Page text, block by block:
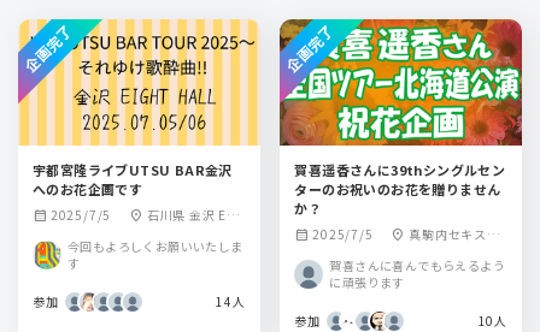
宇都宮隆ライブUTSU BAR金沢
へのお花企画です
calendar_month 2025/7/5 location_on 石川県 金沢 EIG
HT HALL
今回もよろしくお願いいたしま
す
参加 14人
企画完了
賀喜遥香さんに39thシングルセン
ターのお祝いのお花を贈りません
か？
calendar_month 2025/7/5 location_on 真駒内セキスイ
ーナ
賀喜さんに喜んでもらえるよう
に頑張ります
参加 10人
企画完了